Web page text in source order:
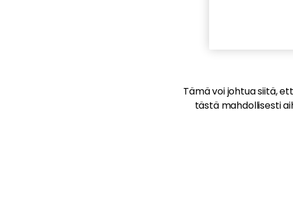
Tämä voi johtua siitä,
tästä mahdollisesti